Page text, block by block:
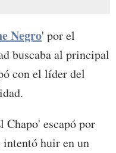
Negro' por el
buscaba al principal
con el líder del
escapó por
intentó huir en un